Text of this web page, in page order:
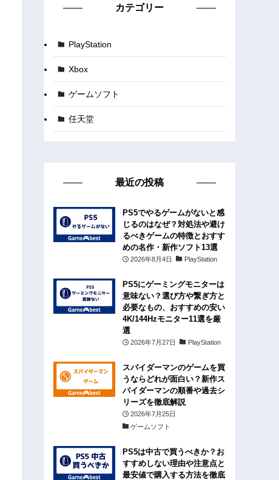
カテゴリー
PlayStation
Xbox
ゲームソフト
任天堂
最近の投稿
PS5でやるゲームがないと感
じるのはなぜ？対処法や避け
るべきゲームの特徴とおすす
めの名作・新作ソフト13選
2026年8月4日 PlayStation
PS5にゲーミングモニターは
意味ない？選び方や繋ぎ方と
必要なもの、おすすめの安い
4K/144Hzモニター11選を厳
選
2026年7月27日 PlayStation
スパイダーマンのゲームを買
うならどれが面白い？新作ス
パイダーマンの順番や過去シ
リーズを徹底解説
2026年7月25日
ゲームソフト
PS5は中古で買うべきか？お
すすめしない理由や注意点と
最安値で購入する方法を徹底